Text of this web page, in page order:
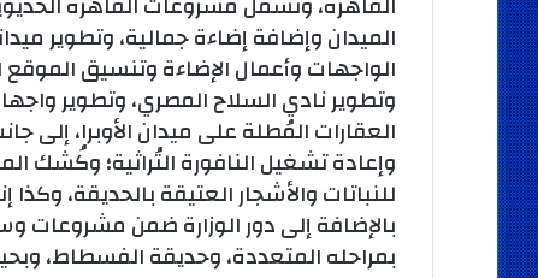
الميدان وإضافة إضاءة جمالية، وتطوير
الواجهات وأعمال الإضاءة وتنسيق الموقع
وتطوير نادي السلاح المصري، وتطوير
العقارات المُطلة على ميدان الأوبرا، إلى
وإعادة تشغيل النافورة التُراثية؛
للنباتات والأشجار العتيقة بالحديقة،
بالإضافة إلى دور الوزارة ضمن
بمراحله المتعددة، وحديقة الفسطاط،